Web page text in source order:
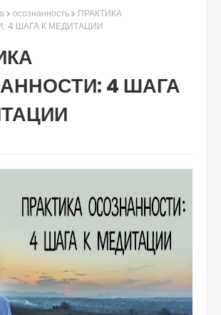
осознанность
ПРАКТИКА
4 ШАГА К МЕДИТАЦИИ
4 ШАГА